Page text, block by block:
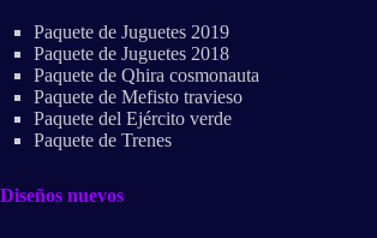
Paquete de Juguetes 2019
Paquete de Juguetes 2018
Paquete de Qhira cosmonauta
Paquete de Mefisto travieso
Paquete del Ejército verde
Paquete de Trenes
Diseños nuevos